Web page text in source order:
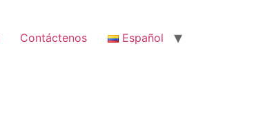
Contáctenos Español